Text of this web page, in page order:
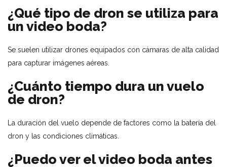
¿Qué tipo de dron se utiliza para
un video boda?
Se suelen utilizar drones equipados con cámaras de alta calidad
para capturar imágenes aéreas.
¿Cuánto tiempo dura un vuelo
de dron?
La duración del vuelo depende de factores como la batería del
dron y las condiciones climáticas.
¿Puedo ver el video boda antes